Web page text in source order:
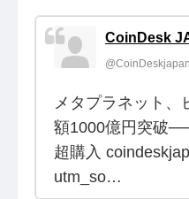
CoinDesk
@CoinDeskjapan
メタプラネット、
額1000億円突破
超購入
utm_so…